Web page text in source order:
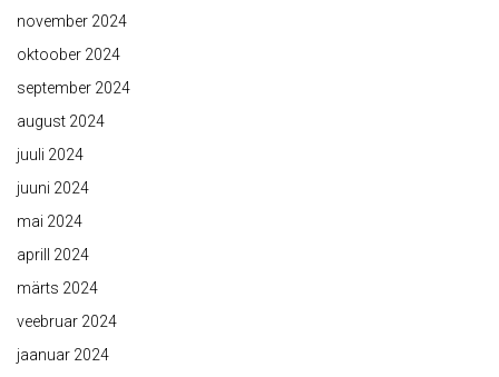
november 2024
oktoober 2024
september 2024
august 2024
juuli 2024
juuni 2024
mai 2024
aprill 2024
märts 2024
veebruar 2024
jaanuar 2024